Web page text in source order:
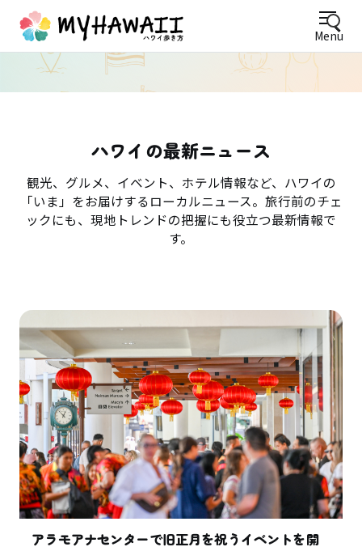
Menu
ハワイの最新ニュース
観光、グルメ、イベント、ホテル情報など、ハワイの
「いま」をお届けするローカルニュース。旅行前のチェ
ックにも、現地トレンドの把握にも役立つ最新情報で
す。
アラモアナセンターで旧正月を祝うイベントを開